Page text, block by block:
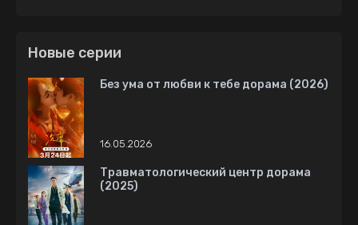
Новые серии
Без ума от любви к тебе дорама (2026)
16.05.2026
Травматологический центр дорама
(2025)